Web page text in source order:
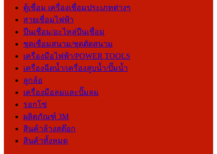
ตู้เชื่อม เครื่องเชื่อมประเภทต่างๆ
สายเชื่อมไฟฟ้า
ปืนเชื่อม/อะไหล่ปืนเชื่อม
ชุดเชื่อมสนาม/ชุดตัดสนาม
เครื่องมือไฟฟ้า/POWER TOOLS
เครื่องฉีดน้ำ/เครื่องสูบน้ำ/ปั๊มน้ำ
ลูกล้อ
เครื่องมือลมและปั๊มลม
รอกโซ่
ผลิตภัณฑ์ 3M
สินค้าล้างสต๊อก
สินค้าทั้งหมด